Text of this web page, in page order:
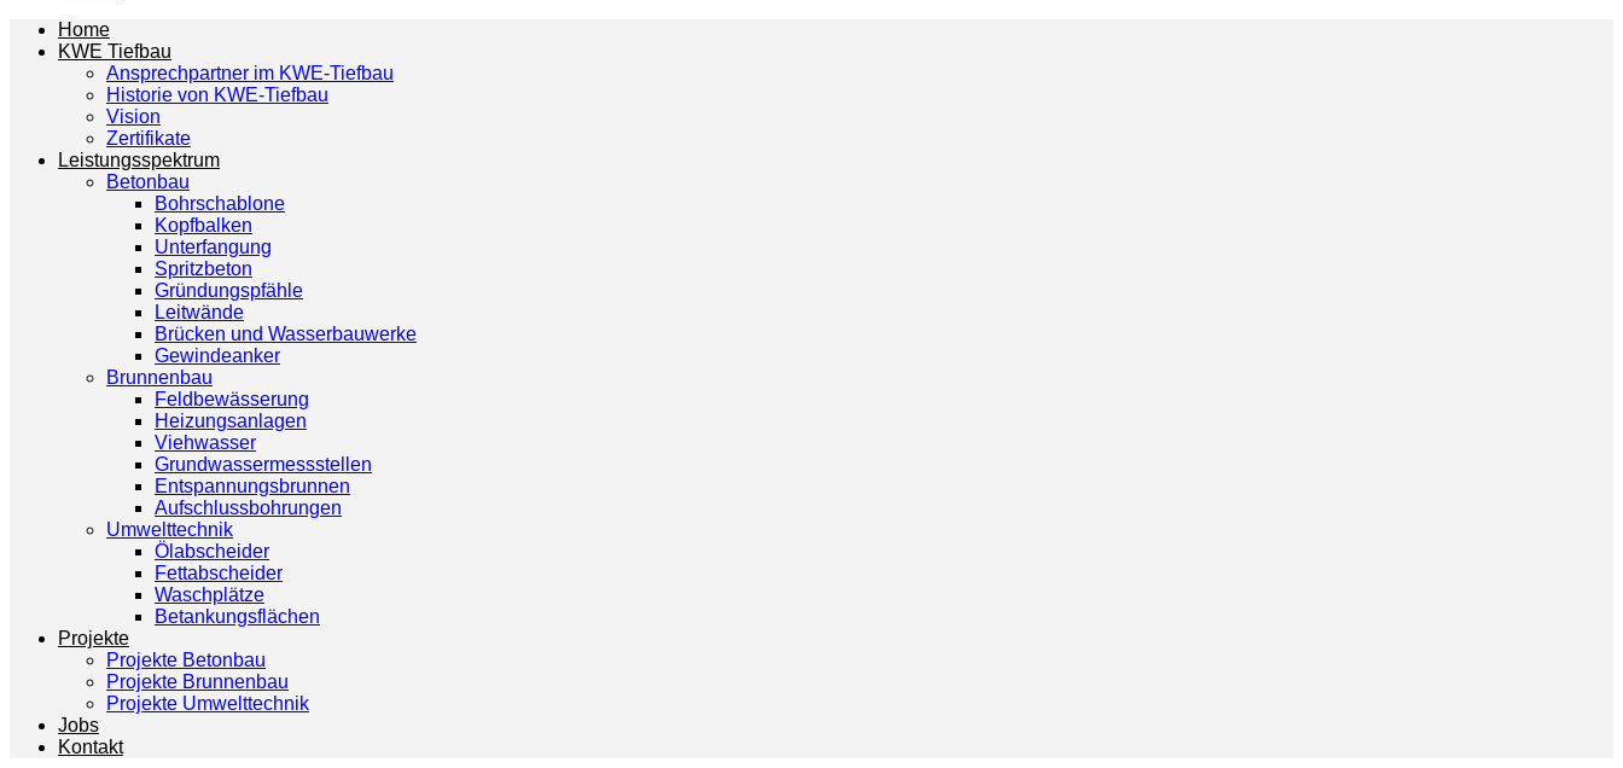
Home
KWE Tiefbau
Ansprechpartner im KWE-Tiefbau
Historie von KWE-Tiefbau
Vision
Zertifikate
Leistungsspektrum
Betonbau
Bohrschablone
Kopfbalken
Unterfangung
Spritzbeton
Gründungspfähle
Leitwände
Brücken und Wasserbauwerke
Gewindeanker
Brunnenbau
Feldbewässerung
Heizungsanlagen
Viehwasser
Grundwassermessstellen
Entspannungsbrunnen
Aufschlussbohrungen
Umwelttechnik
Ölabscheider
Fettabscheider
Waschplätze
Betankungsflächen
Projekte
Projekte Betonbau
Projekte Brunnenbau
Projekte Umwelttechnik
Jobs
Kontakt